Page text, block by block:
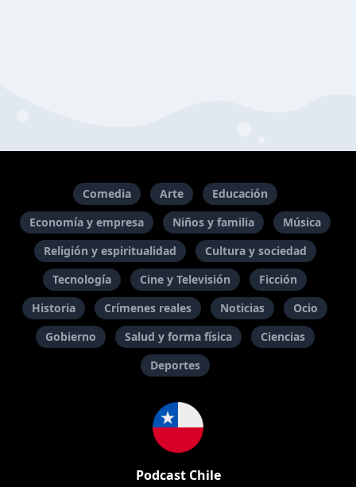
Comedia Arte
Educación
Economía y empresa
Niños y familia
Música
Religión y espiritualidad
Cultura y sociedad
Tecnología
Cine y Televisión
Ficción
Historia
Crímenes reales Noticias
Ocio
Gobierno
Salud y forma física
Ciencias
Deportes
Podcast Chile